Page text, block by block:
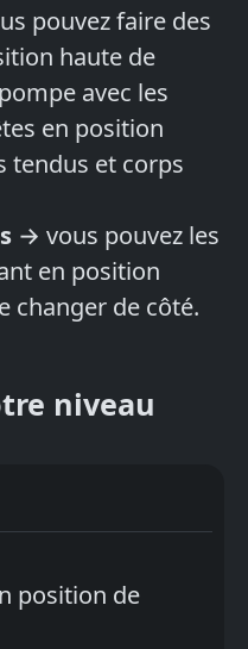
pouvez faire des
haute de
avec les
en position
tendus et corps
→ vous pouvez les
en position
changer de côté.
niveau
position de